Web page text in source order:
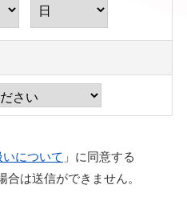
について 」に同意する
は送信ができません。